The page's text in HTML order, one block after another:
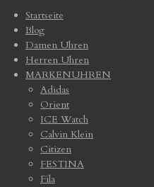
Startseite
Blog
Damen Uhren
Herren Uhren
MARKENUHREN
Adidas
Orient
ICE Watch
Calvin Klein
Citizen
FESTINA
Fila